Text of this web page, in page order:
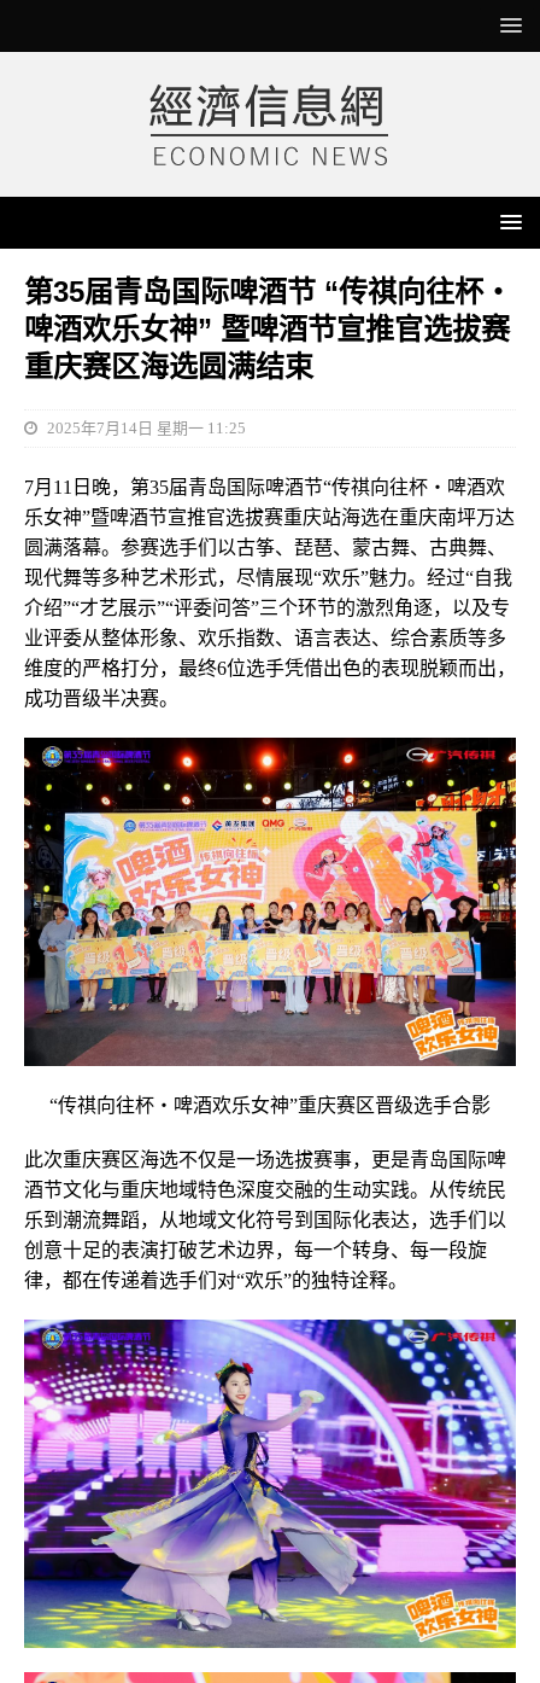
第35届青岛国际啤酒节 “传祺向往杯・
啤酒欢乐女神” 暨啤酒节宣推官选拔赛
重庆赛区海选圆满结束
2025年7月14日 星期一 11:25
7月11日晚，第35届青岛国际啤酒节“传祺向往杯・啤酒欢
乐女神”暨啤酒节宣推官选拔赛重庆站海选在重庆南坪万达
圆满落幕。参赛选手们以古筝、琵琶、蒙古舞、古典舞、
现代舞等多种艺术形式，尽情展现“欢乐”魅力。经过“自我
介绍”“才艺展示”“评委问答”三个环节的激烈角逐，以及专
业评委从整体形象、欢乐指数、语言表达、综合素质等多
维度的严格打分，最终6位选手凭借出色的表现脱颖而出，
成功晋级半决赛。
“传祺向往杯・啤酒欢乐女神”重庆赛区晋级选手合影
此次重庆赛区海选不仅是一场选拔赛事，更是青岛国际啤
酒节文化与重庆地域特色深度交融的生动实践。从传统民
乐到潮流舞蹈，从地域文化符号到国际化表达，选手们以
创意十足的表演打破艺术边界，每一个转身、每一段旋
律，都在传递着选手们对“欢乐”的独特诠释。